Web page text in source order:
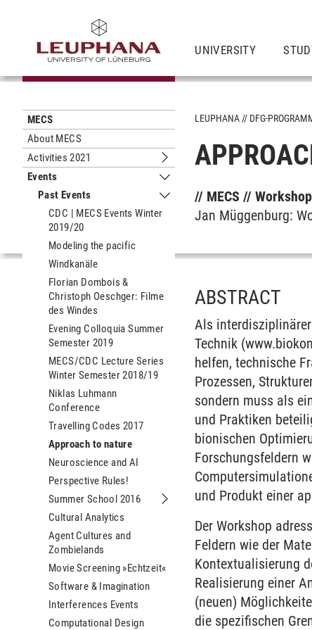
UNIVERSITY
MECS
About MECS
Activities 2021
Submenu Activities 2021
Events
Submenu Events
Past Events
Submenu Past Events
CDC | MECS Events Winter
2019/20
Modeling the pacific
Windkanäle
Florian Dombois &
Christoph Oeschger: Filme
des Windes
Evening Colloquia Summer
Semester 2019
MECS/CDC Lecture Series
Winter Semester 2018/19
Niklas Luhmann
Conference
Travelling Codes 2017
Approach to nature
Neuroscience and AI
Perspective Rules!
Summer School 2016
Submenu Summer School 2016
Cultural Analytics
Agent Cultures and
Zombielands
Movie Screening »Echtzeit«
Software & Imagination
Interferences Events
Computational Design
LEUPHANA DFG-
// MECS //
Jan Müggenburg:
ABSTRACT
Als
Technik
helfen, technische
Prozessen,
sondern muss als
und Praktiken
bionischen
Forschungsfeldern
und Produkt einer
Der Workshop
Feldern wie der
Kontextualisierung
Realisierung einer
(neuen)
die spezifischen